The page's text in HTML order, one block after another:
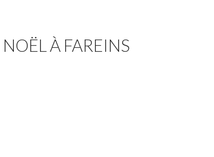
À FAREINS